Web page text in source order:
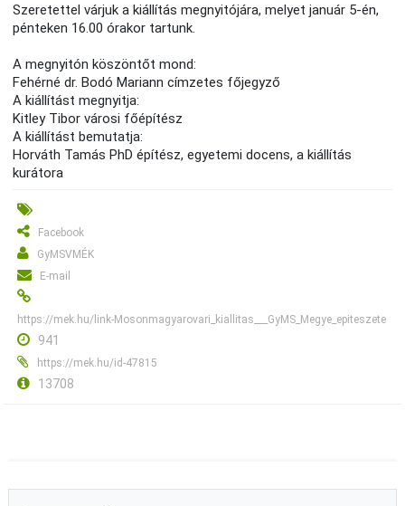
Szeretettel várjuk a kiállítás megnyitójára, melyet január 5-én,
pénteken 16.00 órakor tartunk.
A megnyitón köszöntőt mond:
Fehérné dr. Bodó Mariann címzetes főjegyző
A kiállítást megnyitja:
Kitley Tibor városi főépítész
A kiállítást bemutatja:
Horváth Tamás PhD építész, egyetemi docens, a kiállítás
kurátora
Facebook
GyMSVMÉK
E-mail
https://mek.hu/link-Mosonmagyarovari_kiallitas___GyMS_Megye_epiteszete
941
https://mek.hu/id-47815
13708